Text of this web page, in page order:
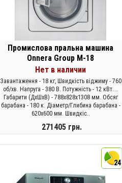
Промислова пральна машина
Onnera Group M-18
Нет в наличии
Завантаження - 18 кг, Швидкість віджиму - 760
об/хв. Напруга - 380 В. Потужність - 12 кВт. ..
Габарити (ДхШхВ) - 788х828х1308 мм. Обсяг
барабана - 180 к. Діаметр/Глибина барабана -
620х600 мм. Швидкіс..
271405 грн.
24